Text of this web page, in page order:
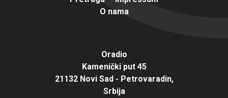
O nama
Oradio
Kamenički put 45
21132 Novi Sad - Petrovaradin,
Srbija